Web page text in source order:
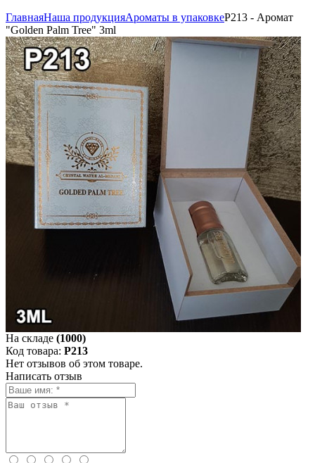
ГлавнаяНаша продукцияАроматы в упаковкеP213 - Аромат
"Golden Palm Tree" 3ml
На складе (1000)
Код товара: P213
Нет отзывов об этом товаре.
Написать отзыв